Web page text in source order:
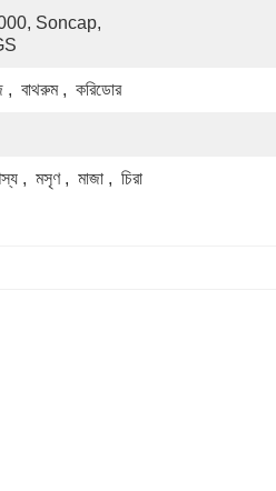
Soncap,
,  বাথরুম ,  করিডোর
,  মসৃণ ,  মাজা ,  চিরা